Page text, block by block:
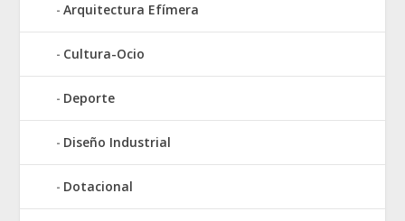
Arquitectura Efímera
Cultura-Ocio
Deporte
Diseño Industrial
Dotacional